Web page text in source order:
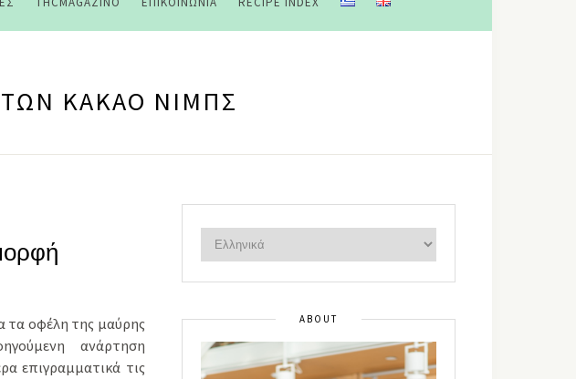
ΤΩΝ ΚΑΚΆΟ ΝΙΜΠΣ
τα οφέλη της μαύρης
ανάρτηση
επιγραμματικά τις
ABOUT